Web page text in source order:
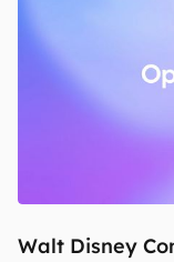
Walt Disney